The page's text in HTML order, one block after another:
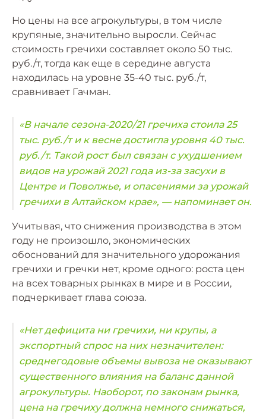
Но цены на все агрокультуры, в том числе
крупяные, значительно выросли. Сейчас
стоимость гречихи составляет около 50 тыс.
руб./т, тогда как еще в середине августа
находилась на уровне 35-40 тыс. руб./т,
сравнивает Гачман.
«В начале сезона-2020/21 гречиха стоила 25
тыс. руб./т и к весне достигла уровня 40 тыс.
руб./т. Такой рост был связан с ухудшением
видов на урожай 2021 года из-за засухи в
Центре и Поволжье, и опасениями за урожай
гречихи в Алтайском крае», — напоминает он.
Учитывая, что снижения производства в этом
году не произошло, экономических
обоснований для значительного удорожания
гречихи и гречки нет, кроме одного: роста цен
на всех товарных рынках в мире и в России,
подчеркивает глава союза.
«Нет дефицита ни гречихи, ни крупы, а
экспортный спрос на них незначителен:
среднегодовые объемы вывоза не оказывают
существенного влияния на баланс данной
агрокультуры. Наоборот, по законам рынка,
цена на гречиху должна немного снижаться,